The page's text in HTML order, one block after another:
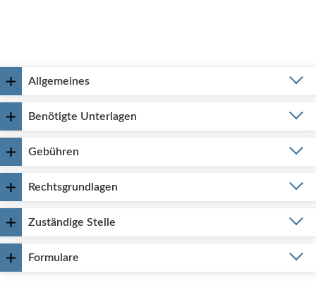
Allgemeines
Benötigte Unterlagen
Gebühren
Rechtsgrundlagen
Zuständige Stelle
Formulare